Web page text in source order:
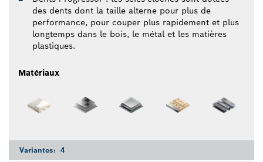
des dents dont la taille alterne pour plus de
performance, pour couper plus rapidement et plus
longtemps dans le bois, le métal et les matières
plastiques.
Matériaux
Variantes: 4